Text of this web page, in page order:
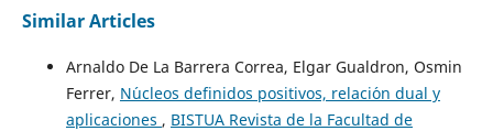
Similar Articles
Arnaldo De La Barrera Correa, Elgar Gualdron, Osmin
Ferrer, N´ucleos definidos positivos, relaci´on dual y
aplicaciones , BISTUA Revista de la Facultad de